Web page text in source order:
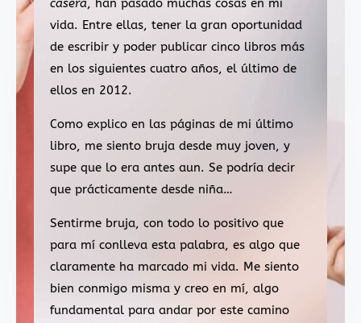
casera, han pasado muchas cosas en mi
vida. Entre ellas, tener la gran oportunidad
de escribir y poder publicar cinco libros más
en los siguientes cuatro años, el último de
ellos en 2012.
Como explico en las páginas de mi último
libro, me siento bruja desde muy joven, y
supe que lo era antes aun. Se podría decir
que prácticamente desde niña…
Sentirme bruja, con todo lo positivo que
para mí conlleva esta palabra, es algo que
claramente ha marcado mi vida. Me siento
bien conmigo misma y creo en mí, algo
fundamental para andar por este camino